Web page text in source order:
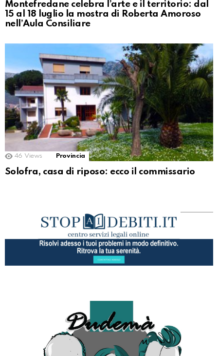
Montefredane celebra l’arte e il territorio: dal
15 al 18 luglio la mostra di Roberta Amoroso
nell’Aula Consiliare
46 Views Provincia
Solofra, casa di riposo: ecco il commissario